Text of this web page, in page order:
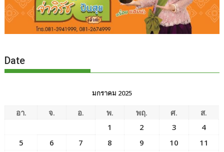
Date
มกราคม 2025
อา. จ. อ. พ. พฤ. ศ.
ส.
1
2 3
4
5
6 7 8 9 10
11